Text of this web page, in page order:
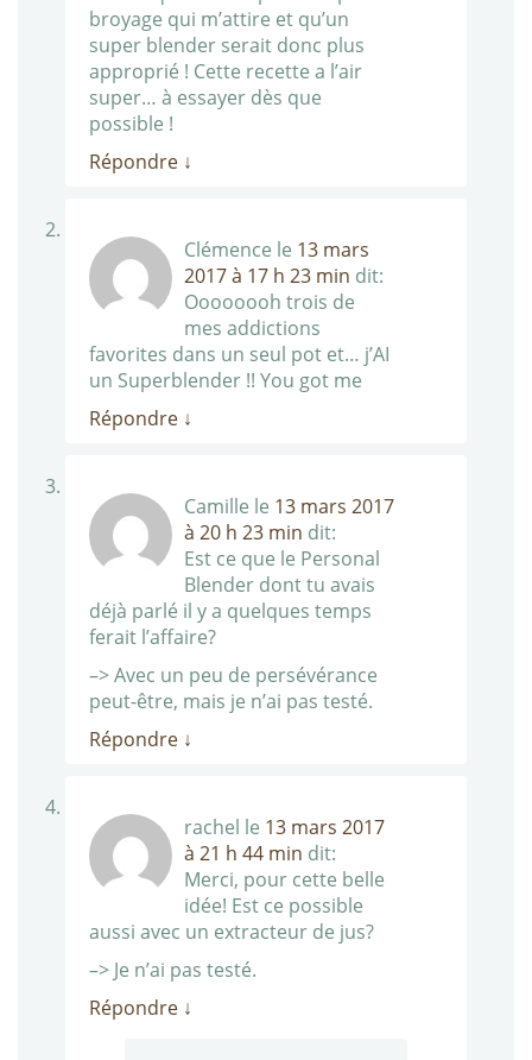
broyage qui m’attire et qu’un
super blender serait donc plus
approprié ! Cette recette a l’air
super… à essayer dès que
possible !
Répondre ↓
Clémence le 13 mars
2017 à 17 h 23 min dit:
Oooooooh trois de
mes addictions
favorites dans un seul pot et… j’AI
un Superblender !! You got me
Répondre ↓
Camille le 13 mars 2017
à 20 h 23 min dit:
Est ce que le Personal
Blender dont tu avais
déjà parlé il y a quelques temps
ferait l’affaire?
–> Avec un peu de persévérance
peut-être, mais je n’ai pas testé.
Répondre ↓
rachel le 13 mars 2017
à 21 h 44 min dit:
Merci, pour cette belle
idée! Est ce possible
aussi avec un extracteur de jus?
–> Je n’ai pas testé.
Répondre ↓